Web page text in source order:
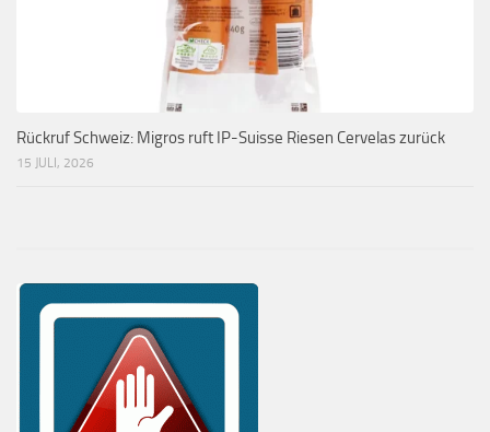
Rückruf Schweiz: Migros ruft IP-Suisse Riesen Cervelas zurück
15 JULI, 2026